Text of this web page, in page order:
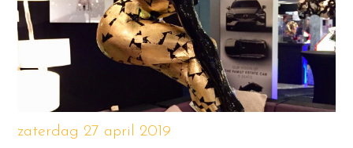
zaterdag 27 april 2019